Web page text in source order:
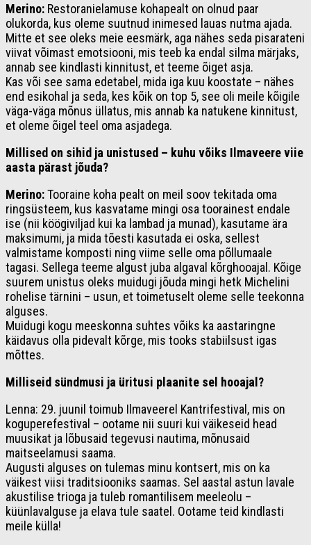
Merino: Restoranielamuse kohapealt on olnud paar
olukorda, kus oleme suutnud inimesed lauas nutma ajada.
Mitte et see oleks meie eesmärk, aga nähes seda pisarateni
viivat võimast emotsiooni, mis teeb ka endal silma märjaks,
annab see kindlasti kinnitust, et teeme õiget asja.
Kas või see sama edetabel, mida iga kuu koostate – nähes
end esikohal ja seda, kes kõik on top 5, see oli meile kõigile
väga-väga mõnus üllatus, mis annab ka natukene kinnitust,
et oleme õigel teel oma asjadega.
Millised on sihid ja unistused – kuhu võiks Ilmaveere viie
aasta pärast jõuda?
Merino:Tooraine koha pealt on meil soov tekitada oma
ringsüsteem, kus kasvatame mingi osa toorainest endale
ise (nii köögiviljad kui ka lambad ja munad), kasutame ära
maksimumi, ja mida tõesti kasutada ei oska, sellest
valmistame komposti ning viime selle oma põllumaale
tagasi. Sellega teeme algust juba algaval kõrghooajal. Kõige
suurem unistus oleks muidugi jõuda mingi hetk Michelini
rohelise tärnini – usun, et toimetuselt oleme selle teekonna
alguses.
Muidugi kogu meeskonna suhtes võiks ka aastaringne
käidavus olla pidevalt kõrge, mis tooks stabiilsust igas
mõttes.
Milliseid sündmusi ja üritusi plaanite sel hooajal?
Lenna: 29. juunil toimub Ilmaveerel Kantrifestival, mis on
koguperefestival – ootame nii suuri kui väikeseid head
muusikat ja lõbusaid tegevusi nautima, mõnusaid
maitseelamusi saama.
Augusti alguses on tulemas minu kontsert, mis on ka
väikest viisi traditsiooniks saamas. Sel aastal astun lavale
akustilise trioga ja tuleb romantilisem meeleolu –
küünlavalguse ja elava tule saatel. Ootame teid kindlasti
meile külla!